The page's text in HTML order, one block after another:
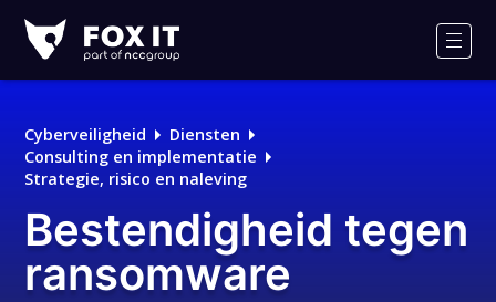
IT
Logo
Cyberveiligheid
Diensten
Consulting en implementatie
Strategie, risico en naleving
Bestendigheid tegen
ransomware